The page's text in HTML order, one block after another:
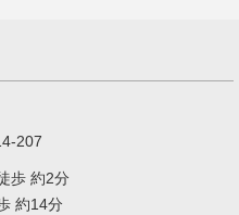
207
歩 約2分
約14分